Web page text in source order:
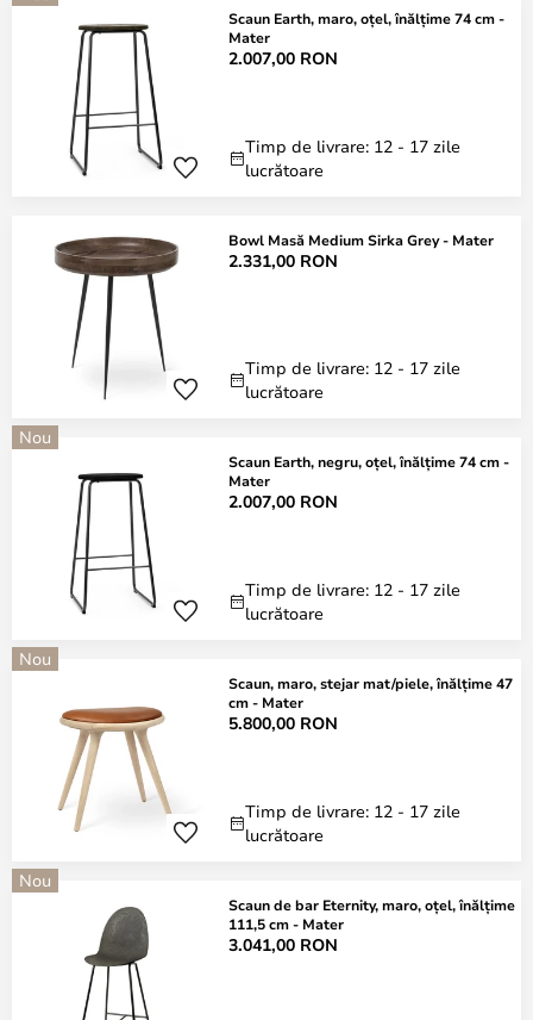
Scaun Earth, maro, oțel, înălțime 74 cm -
Mater
2.007,00 RON
Timp de livrare: 12 - 17 zile
lucrătoare
Bowl Masă Medium Sirka Grey - Mater
2.331,00 RON
Timp de livrare: 12 - 17 zile
lucrătoare
Nou
Scaun Earth, negru, oțel, înălțime 74 cm -
Mater
2.007,00 RON
Timp de livrare: 12 - 17 zile
lucrătoare
Nou
Scaun, maro, stejar mat/piele, înălțime 47
cm - Mater
5.800,00 RON
Timp de livrare: 12 - 17 zile
lucrătoare
Nou
Scaun de bar Eternity, maro, oțel, înălțime
111,5 cm - Mater
3.041,00 RON